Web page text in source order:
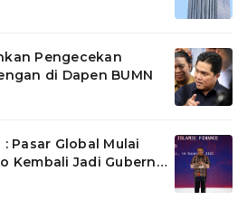
Pengecekan
di Dapen BUMN
Pasar Global Mulai
Kembali Jadi Gubernur